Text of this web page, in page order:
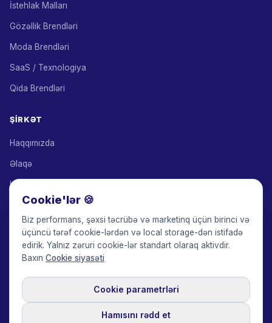
İstehlak Malları
Gözəllik Brendləri
Moda Brendləri
SaaS / Texnologiya
Qida Brendləri
ŞIRKƏT
Haqqımızda
Əlaqə
Həll Tərəfdaşları
Tərəfdaşlıq Proqramı
Qiymətlər
Keepface for AI
© 2017-2026 Keepface Global, Inc.
Məxfilik Siyasəti
Cookie'lər 🍪
Biz performans, şəxsi təcrübə və marketinq üçün birinci və
üçüncü tərəf cookie-lərdən və local storage-dən istifadə
edirik. Yalnız zəruri cookie-lər standart olaraq aktivdir.
Baxın Cookie siyasəti
Cookie parametrləri
Hamısını rədd et